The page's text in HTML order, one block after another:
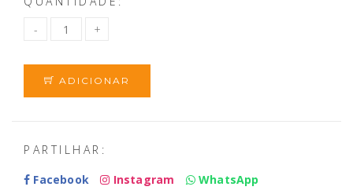
ADICIONAR
PARTILHAR:
Facebook
Instagram WhatsApp